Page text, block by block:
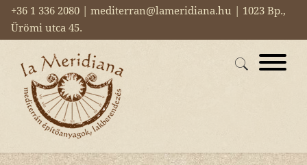
+36 1 336 2080 | mediterran@lameridiana.hu | 1023 Bp.,
Ürömi utca 45.